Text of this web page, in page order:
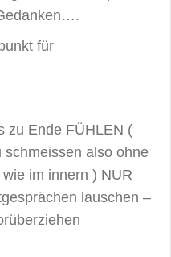
für
zu Ende FÜHLEN (
also ohne
im innern ) NUR
lauschen –